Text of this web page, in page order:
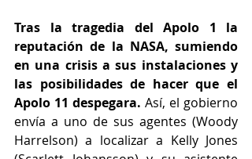
Tras la tragedia del Apolo 1 la
reputación de la NASA, sumiendo
en una crisis a sus instalaciones y
las posibilidades de hacer que el
Apolo 11 despegara. Así, el gobierno
envía a uno de sus agentes (Woody
Harrelson) a localizar a Kelly Jones